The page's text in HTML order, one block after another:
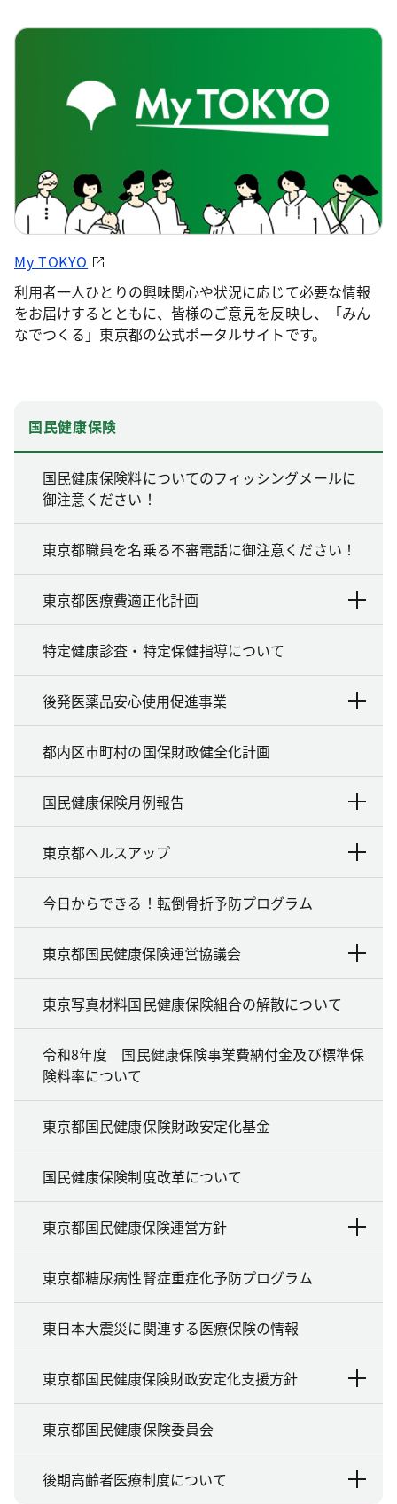
My TOKYO
利用者一人ひとりの興味関心や状況に応じて必要な情報
をお届けするとともに、皆様のご意見を反映し、「みん
なでつくる」東京都の公式ポータルサイトです。
国民健康保険
国民健康保険料についてのフィッシングメールに
御注意ください！
東京都職員を名乗る不審電話に御注意ください！
東京都医療費適正化計画
特定健康診査・特定保健指導について
後発医薬品安心使用促進事業
都内区市町村の国保財政健全化計画
国民健康保険月例報告
東京都ヘルスアップ
今日からできる！転倒骨折予防プログラム
東京都国民健康保険運営協議会
東京写真材料国民健康保険組合の解散について
令和8年度 国民健康保険事業費納付金及び標準保
険料率について
東京都国民健康保険財政安定化基金
国民健康保険制度改革について
東京都国民健康保険運営方針
東京都糖尿病性腎症重症化予防プログラム
東日本大震災に関連する医療保険の情報
東京都国民健康保険財政安定化支援方針
東京都国民健康保険委員会
後期高齢者医療制度について